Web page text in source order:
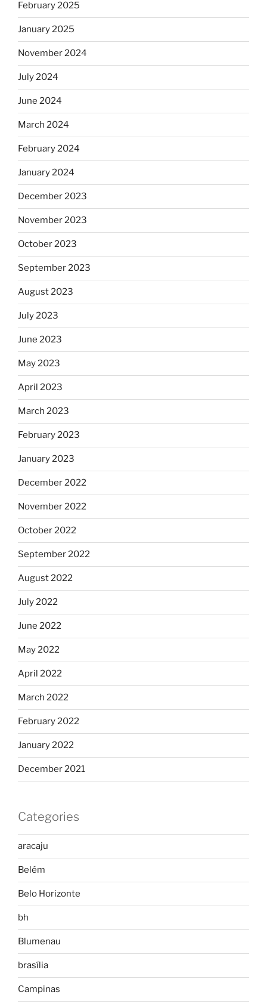
February 2025
January 2025
November 2024
July 2024
June 2024
March 2024
February 2024
January 2024
December 2023
November 2023
October 2023
September 2023
August 2023
July 2023
June 2023
May 2023
April 2023
March 2023
February 2023
January 2023
December 2022
November 2022
October 2022
September 2022
August 2022
July 2022
June 2022
May 2022
April 2022
March 2022
February 2022
January 2022
December 2021
Categories
aracaju
Belém
Belo Horizonte
bh
Blumenau
brasília
Campinas